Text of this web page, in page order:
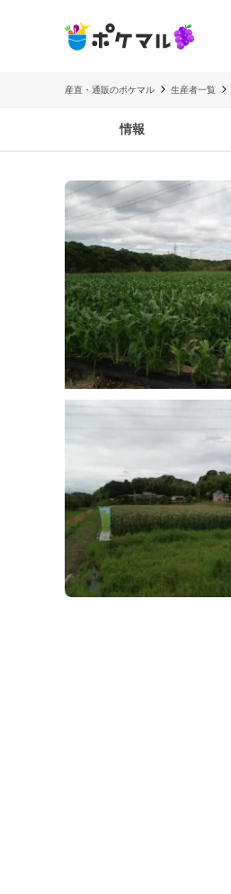
産直・通販のポケマル 生産者一覧
情報